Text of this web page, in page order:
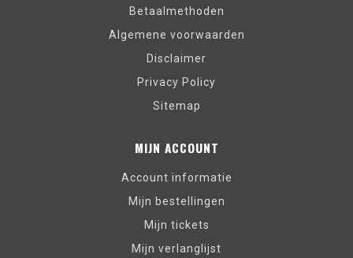
Betaalmethoden
Algemene voorwaarden
Disclaimer
Privacy Policy
Sitemap
MIJN ACCOUNT
Account informatie
Mijn bestellingen
Mijn tickets
Mijn verlanglijst